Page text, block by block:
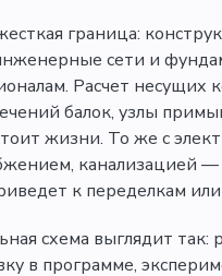
граница:
сети и
Расчет несущих
балок, узлы
жизни. То же с
канализацией
к переделкам
схема выглядит так:
в программе,